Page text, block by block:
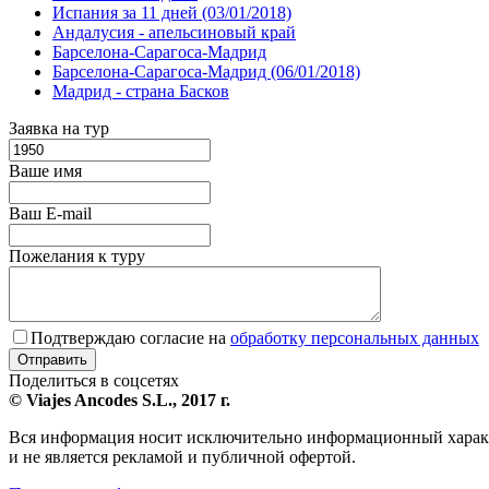
Испания за 11 дней (03/01/2018)
Андалусия - апельсиновый край
Барселона-Сарагоса-Мадрид
Барселона-Сарагоса-Мадрид (06/01/2018)
Мадрид - страна Басков
Заявка на тур
Ваше имя
Ваш E-mail
Пожелания к туру
Подтверждаю согласие на обработку персональных данных
Поделиться в соцсетях
© Viajes Ancodes S.L., 2017 г.
Вся информация носит исключительно информационный
и не является рекламой и публичной офертой.